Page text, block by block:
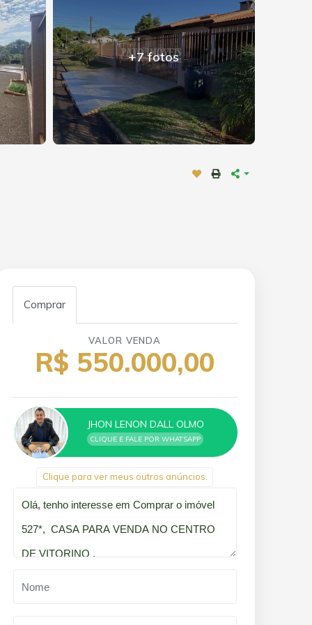
+7 fotos
Comprar
VALOR VENDA
R$ 550.000,00
JHON LENON DALL OLMO
CLIQUE E FALE POR WHATSAPP
Clique para ver meus outros anúncios.